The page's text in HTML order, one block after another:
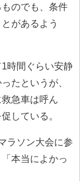
のでも、条件
があるよう
時間ぐらい安静
たというが、
急車は呼ん
している。
ラソン大会に参
本当によかっ